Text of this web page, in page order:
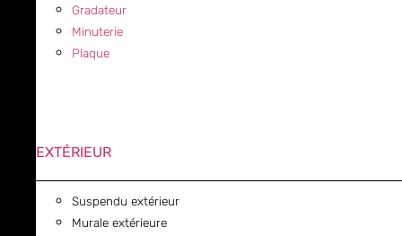
Gradateur
Minuterie
Plaque
EXTÉRIEUR
Suspendu extérieur
Murale extérieure